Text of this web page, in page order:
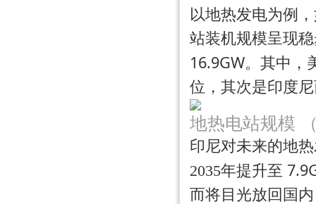
以地热发电为例
站装机规模呈现
16.9GW。其中，
位，其次是印度
地热电站规模
印尼对未来的地
2035年提升至
而将目光放回国